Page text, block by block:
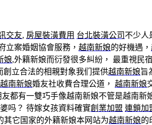
交友, 房屋裝潢費用 台北裝潢公司 不少人
立案婚姻協會服務， 越南新娘的好機遇，
娘,外籍新娘而衍發很多糾紛， 最重視民
創立合法的相親對象我们提供越南新娘旨
越南新娘婚友社收費合理公道， 越南新娘
都有一雙巧手像越南新娘不管是越南新
吗？ 待嫁女孩資料確實創業加盟 連鎖加
其它国家的外籍新娘本网站为越南新娘的